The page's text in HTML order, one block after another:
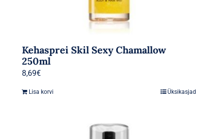
Kehasprei Skil Sexy Chamallow
250ml
8,69€
Lisa korvi Üksikasjad